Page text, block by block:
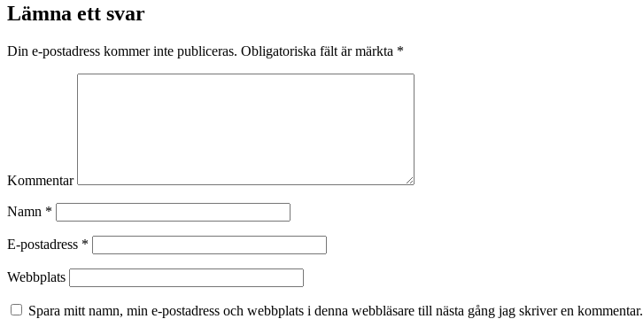
Lämna ett svar
Din e-postadress kommer inte publiceras. Obligatoriska fält är märkta *
Kommentar
Namn *
E-postadress *
Webbplats
Spara mitt namn, min e-postadress och webbplats i denna webbläsare till nästa gång jag skriver en kommentar.